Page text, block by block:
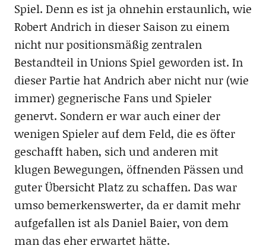
Spiel. Denn es ist ja ohnehin erstaunlich, wie
Robert Andrich in dieser Saison zu einem
nicht nur positionsmäßig zentralen
Bestandteil in Unions Spiel geworden ist. In
dieser Partie hat Andrich aber nicht nur (wie
immer) gegnerische Fans und Spieler
genervt. Sondern er war auch einer der
wenigen Spieler auf dem Feld, die es öfter
geschafft haben, sich und anderen mit
klugen Bewegungen, öffnenden Pässen und
guter Übersicht Platz zu schaffen. Das war
umso bemerkenswerter, da er damit mehr
aufgefallen ist als Daniel Baier, von dem
man das eher erwartet hätte.